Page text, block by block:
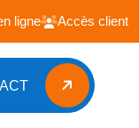
ligne Accès client